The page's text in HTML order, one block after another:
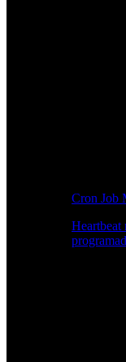
Cron Job
Heartbeat